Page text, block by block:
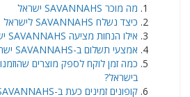
​מה מוכר SAVANNAHS ישראל
כיצד נשלח SAVANNAHS לישראל
אילו הנחות מציעה SAVANNAHS ישראל?
אמצעי תשלום ב-SAVANNAHS ישראל
בישראל?
קופונים זמינים כעת ב-SAVANNAHS ישראל